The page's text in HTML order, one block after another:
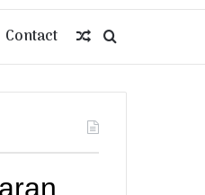
Contact
for
Random
Article